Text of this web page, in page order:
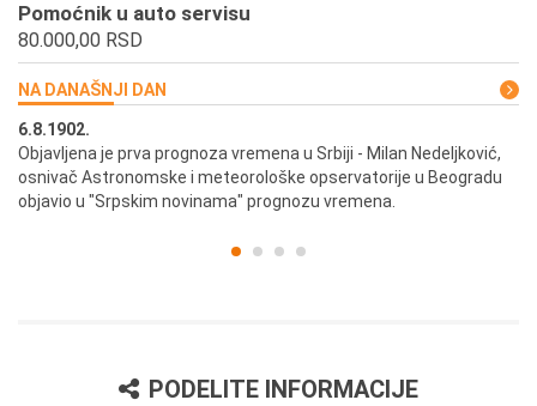
Pomoćnik u auto servisu
80.000,00 RSD
NA DANAŠNJI DAN
6.8.1902.
Objavljena je prva prognoza vremena u Srbiji - Milan Nedeljković,
osnivač Astronomske i meteorološke opservatorije u Beogradu
objavio u "Srpskim novinama" prognozu vremena.
PODELITE INFORMACIJE